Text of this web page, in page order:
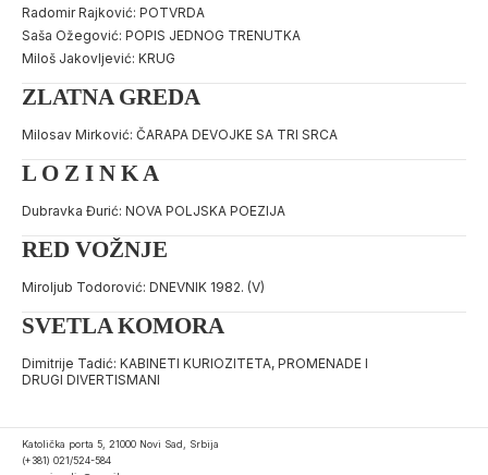
Radomir Rajković: POTVRDA
Saša Ožegović: POPIS JEDNOG TRENUTKA
Miloš Jakovljević: KRUG
ZLATNA GREDA
Milosav Mirković: ČARAPA DEVOJKE SA TRI SRCA
L O Z I N K A
Dubravka Đurić: NOVA POLJSKA POEZIJA
RED VOŽNJE
Miroljub Todorović: DNEVNIK 1982. (V)
SVETLA KOMORA
Dimitrije Tadić: KABINETI KURIOZITETA, PROMENADE I
DRUGI DIVERTISMANI
Katolička porta 5, 21000 Novi Sad, Srbija
(+381) 021/524-584